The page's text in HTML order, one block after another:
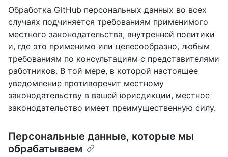
Обработка GitHub персональных данных во всех
случаях подчиняется требованиям применимого
местного законодательства, внутренней политики
и, где это применимо или целесообразно, любым
требованиям по консультациям с представителями
работников. В той мере, в которой настоящее
уведомление противоречит местному
законодательству в вашей юрисдикции, местное
законодательство имеет преимущественную силу.
Персональные данные, которые мы
обрабатываем